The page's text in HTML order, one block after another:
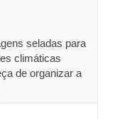
seladas para
climáticas
de organizar a